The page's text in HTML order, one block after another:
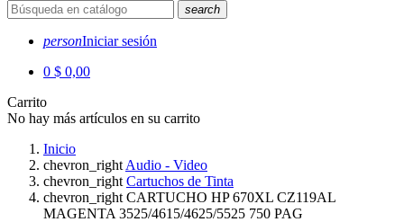
search
personIniciar sesión
0 $ 0,00
Carrito
No hay más artículos en su carrito
Inicio
chevron_right Audio - Video
chevron_right Cartuchos de Tinta
chevron_right CARTUCHO HP 670XL CZ119AL
MAGENTA 3525/4615/4625/5525 750 PAG